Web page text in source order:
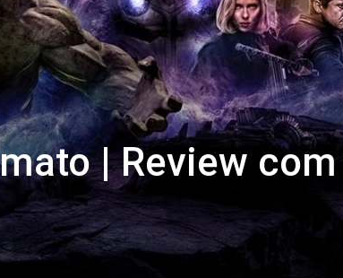
| Review com